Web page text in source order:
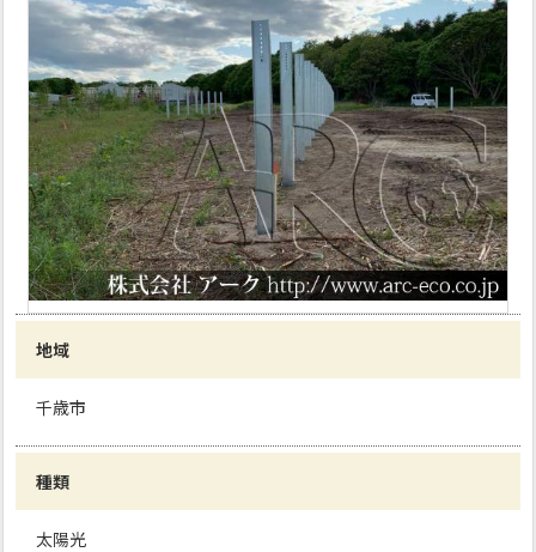
地域
千歳市
種類
太陽光